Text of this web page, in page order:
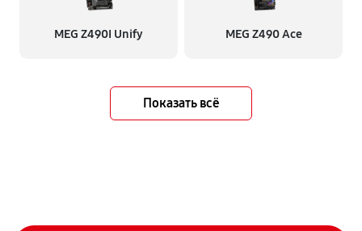
MEG Z490I Unify MEG Z490 Ace
Показать всё